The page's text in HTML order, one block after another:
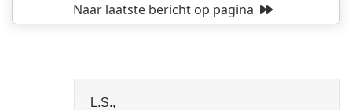
Naar laatste berichtop pagina
L.S.,